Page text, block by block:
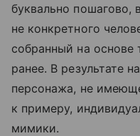
буквально пошагово,
не конкретного
собранный на
ранее. В результате
персонажа, не
к примеру,
мимики.